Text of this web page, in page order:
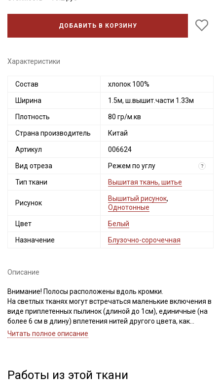
ДОБАВИТЬ В КОРЗИНУ
Характеристики
Состав хлопок 100%
Ширина 1.5м, ш.вышит.части 1.33м
Плотность 80 гр/м.кв
Страна производитель Китай
Артикул 006624
Вид отреза Режем по углу ?
Тип ткани Вышитая ткань, шитье
Рисунок
Вышитый рисунок,
Однотонные
Цвет Белый
Назначение Блузочно-сорочечная
Описание
Внимание! Полосы расположены вдоль кромки.
На светлых тканях могут встречаться маленькие включения в
виде приплетенных пылинок (длиной до 1см), единичные (на
более 6 см в длину) вплетения нитей другого цвета, как
продольные, так и поперечные, могут встретиться маленькие
неизбежно при производстве светлых вышитых тканей.
Ширина ткани ± 2 см.
Читать полное описание
Работы из этой ткани